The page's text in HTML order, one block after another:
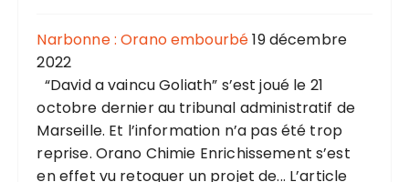
Narbonne : Orano embourbé19 décembre
2022
“David a vaincu Goliath” s’est joué le 21
octobre dernier au tribunal administratif de
Marseille. Et l’information n’a pas été trop
reprise. Orano Chimie Enrichissement s’est
en effet vu retoquer un projet de... L’article